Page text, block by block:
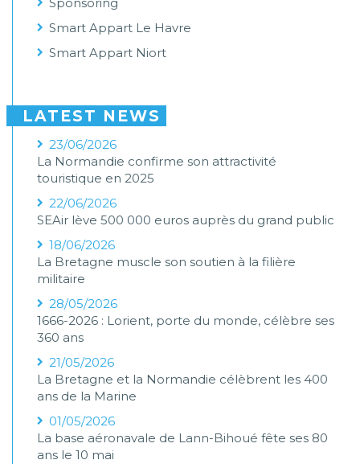
Smart Appart Le Havre
Smart Appart Niort
LATEST NEWS
23/06/2026
La Normandie confirme son attractivité
touristique en 2025
22/06/2026
SEAir lève 500 000 euros auprès du grand public
18/06/2026
La Bretagne muscle son soutien à la filière
militaire
28/05/2026
1666-2026 : Lorient, porte du monde, célèbre ses
360 ans
21/05/2026
La Bretagne et la Normandie célèbrent les 400
ans de la Marine
01/05/2026
La base aéronavale de Lann-Bihoué fête ses 80
ans le 10 mai